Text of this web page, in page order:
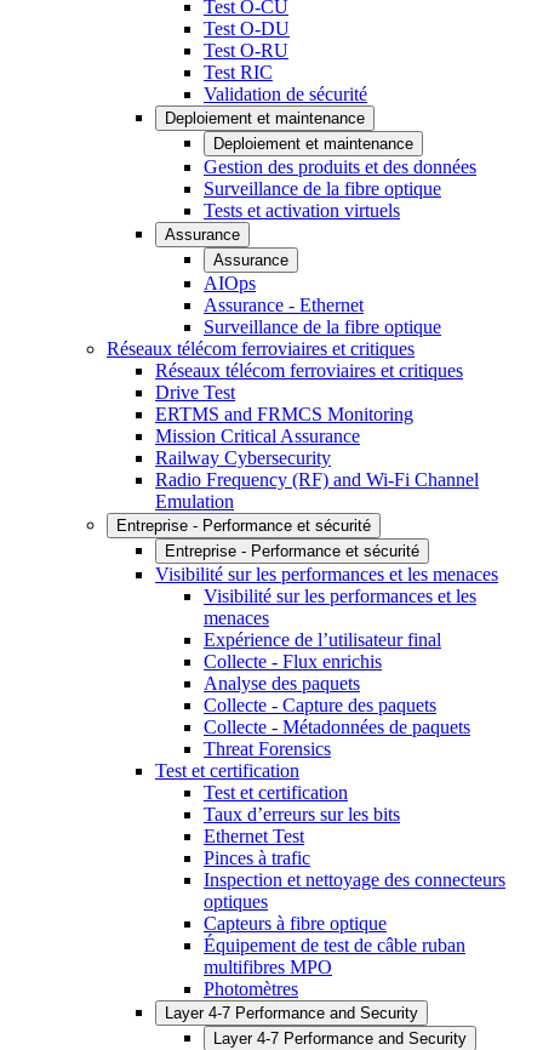
Test O-CU
Test O-DU
Test O-RU
Test RIC
Validation de sécurité
Deploiement et maintenance
Deploiement et maintenance
Gestion des produits et des données
Surveillance de la fibre optique
Tests et activation virtuels
Assurance
Assurance
AIOps
Assurance - Ethernet
Surveillance de la fibre optique
Réseaux télécom ferroviaires et critiques
Réseaux télécom ferroviaires et critiques
Drive Test
ERTMS and FRMCS Monitoring
Mission Critical Assurance
Railway Cybersecurity
Radio Frequency (RF) and Wi-Fi Channel
Emulation
Entreprise - Performance et sécurité
Entreprise - Performance et sécurité
Visibilité sur les performances et les menaces
Visibilité sur les performances et les
menaces
Expérience de l’utilisateur final
Collecte - Flux enrichis
Analyse des paquets
Collecte - Capture des paquets
Collecte - Métadonnées de paquets
Threat Forensics
Test et certification
Test et certification
Taux d’erreurs sur les bits
Ethernet Test
Pinces à trafic
Inspection et nettoyage des connecteurs
optiques
Capteurs à fibre optique
Équipement de test de câble ruban
multifibres MPO
Photomètres
Layer 4-7 Performance and Security
Layer 4-7 Performance and Security